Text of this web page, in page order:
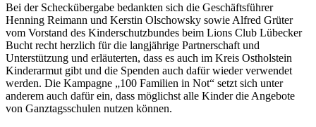
Bei der Scheckübergabe bedankten sich die Geschäftsführer
Henning Reimann und Kerstin Olschowsky sowie Alfred Grüter
vom Vorstand des Kinderschutzbundes beim Lions Club Lübecker
Bucht recht herzlich für die langjährige Partnerschaft und
Unterstützung und erläuterten, dass es auch im Kreis Ostholstein
Kinderarmut gibt und die Spenden auch dafür wieder verwendet
werden. Die Kampagne „100 Familien in Not“ setzt sich unter
anderem auch dafür ein, dass möglichst alle Kinder die Angebote
von Ganztagsschulen nutzen können.